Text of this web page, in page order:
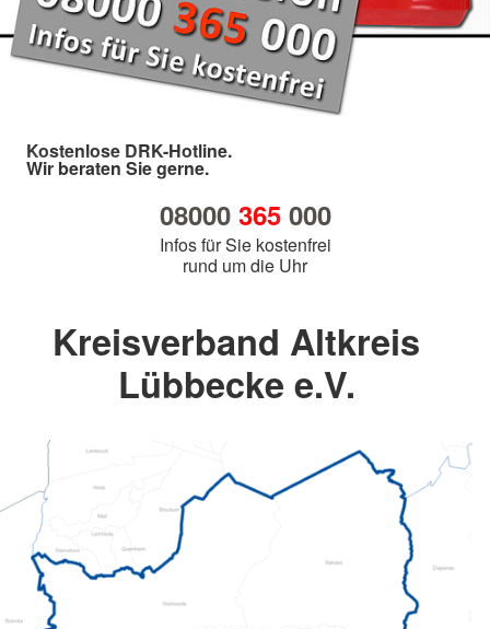
Kostenlose DRK-Hotline.
Wir beraten Sie gerne.
08000 365000
Infos für Sie kostenfrei
rund um die Uhr
Kreisverband Altkreis
Lübbecke e.V.